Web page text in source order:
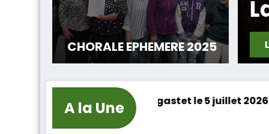
CHORALE EPHEMERE 2025
La Haille de Nadau
Lire la suite
A la Une
à la Chapelle Lagastet le 5 juillet 2026 La
23